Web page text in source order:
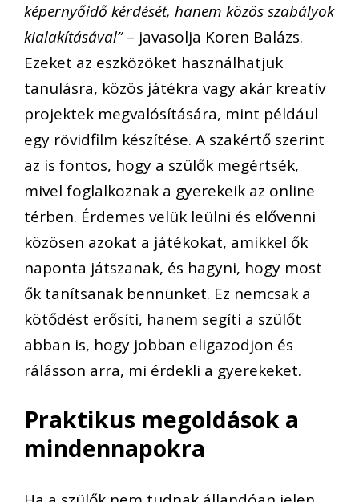
képernyőidő kérdését, hanem közös szabályok
kialakításával”– javasolja Koren Balázs.
Ezeket az eszközöket használhatjuk
tanulásra, közös játékra vagy akár kreatív
projektek megvalósítására, mint például
egy rövidfilm készítése. A szakértő szerint
az is fontos, hogy a szülők megértsék,
mivel foglalkoznak a gyerekeik az online
térben. Érdemes velük leülni és elővenni
közösen azokat a játékokat, amikkel ők
naponta játszanak, és hagyni, hogy most
ők tanítsanak bennünket. Ez nemcsak a
kötődést erősíti, hanem segíti a szülőt
abban is, hogy jobban eligazodjon és
rálásson arra, mi érdekli a gyerekeket.
Praktikus megoldások a
mindennapokra